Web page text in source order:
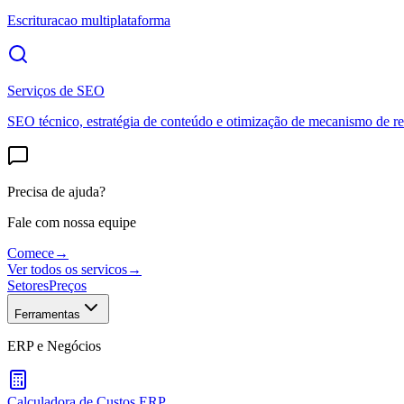
Escrituracao multiplataforma
Serviços de SEO
SEO técnico, estratégia de conteúdo e otimização de mecanismo de
Precisa de ajuda?
Fale com nossa equipe
Comece→
Ver todos os servicos→
SetoresPreços
Ferramentas
ERP e Negócios